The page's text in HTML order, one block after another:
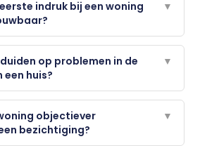
indruk bij een woning
▼
op problemen in de
huis?
▼
objectiever
bezichtiging?
▼